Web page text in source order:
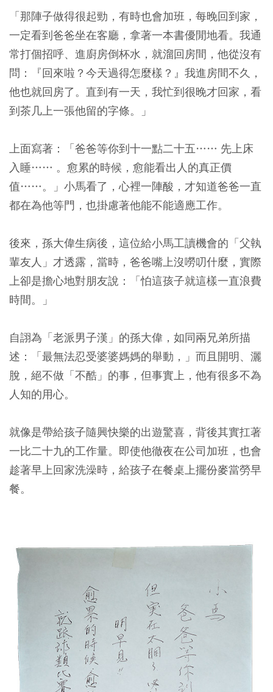
「那陣子做得很起勁，有時也會加班，每晚回到家，
一定看到爸爸坐在客廳，拿著一本書優閒地看。我通
常打個招呼、進廚房倒杯水，就溜回房間，他從沒有
問：『回來啦？今天過得怎麼樣？』我進房間不久，
他也就回房了。直到有一天，我忙到很晚才回家，看
到茶几上一張他留的字條。」
上面寫著：「爸爸等你到十一點二十五…… 先上床
入睡…… 。愈累的時候，愈能看出人的真正價
值……。」小馬看了，心裡一陣酸，才知道爸爸一直
都在為他等門，也掛慮著他能不能適應工作。
後來，孫大偉生病後，這位給小馬工讀機會的「父執
輩友人」才透露，當時，爸爸嘴上沒嘮叨什麼，實際
上卻是擔心地對朋友說：「怕這孩子就這樣一直浪費
時間。」
自詡為「老派男子漢」的孫大偉，如同兩兄弟所描
述：「最無法忍受婆婆媽媽的舉動，」而且開明、灑
脫，絕不做「不酷」的事，但事實上，他有很多不為
人知的用心。
就像是帶給孩子隨興快樂的出遊驚喜，背後其實扛著
一比二十九的工作量。即使他徹夜在公司加班，也會
趁著早上回家洗澡時，給孩子在餐桌上擺份麥當勞早
餐。